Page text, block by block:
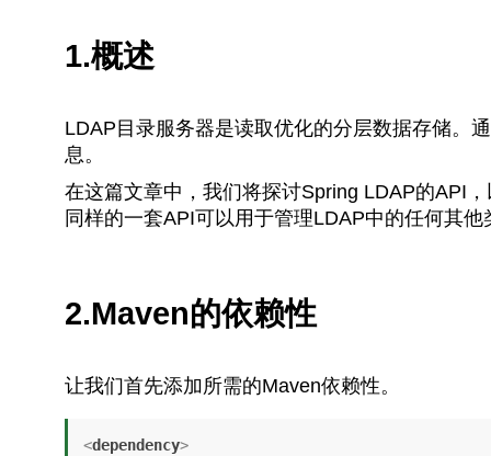
1.概述
LDAP目录服务器是读取优化的分层数据存储。
息。
在这篇文章中，我们将探讨Spring LDAP的API
同样的一套API可以用于管理LDAP中的任何其他
2.Maven的依赖性
让我们首先添加所需的Maven依赖性。
<dependency>